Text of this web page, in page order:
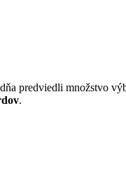
predviedli množstvo
.